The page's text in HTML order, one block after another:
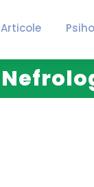
Articole